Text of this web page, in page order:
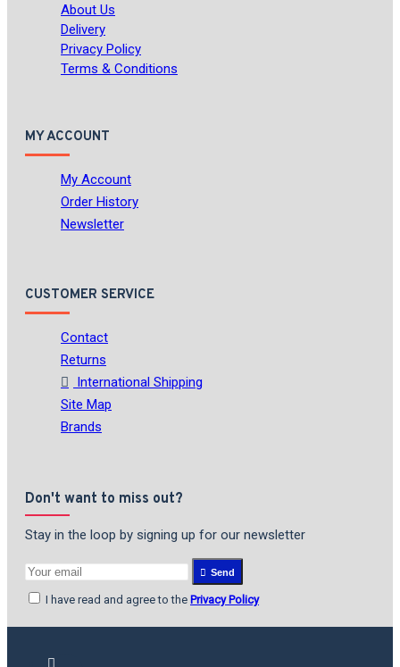
About Us
Delivery
Privacy Policy
Terms & Conditions
MY ACCOUNT
My Account
Order History
Newsletter
CUSTOMER SERVICE
Contact
Returns
International Shipping
Site Map
Brands
Don't want to miss out?
Stay in the loop by signing up for our newsletter
Send
I have read and agree to the Privacy Policy